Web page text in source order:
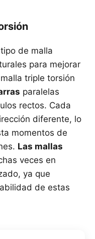
de malla
para mejorar
triple torsión
paralelas
rectos. Cada
diferente, lo
momentos de
Las mallas
veces en
ya que
de estas